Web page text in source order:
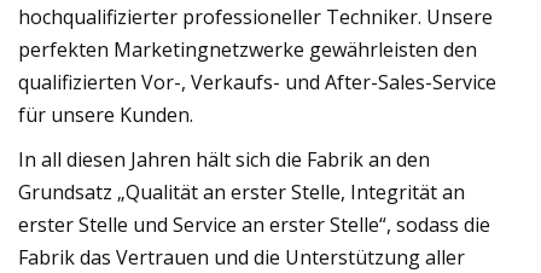
hochqualifizierter professioneller Techniker. Unsere
perfekten Marketingnetzwerke gewährleisten den
qualifizierten Vor-, Verkaufs- und After-Sales-Service
für unsere Kunden.
In all diesen Jahren hält sich die Fabrik an den
Grundsatz „Qualität an erster Stelle, Integrität an
erster Stelle und Service an erster Stelle“, sodass die
Fabrik das Vertrauen und die Unterstützung aller